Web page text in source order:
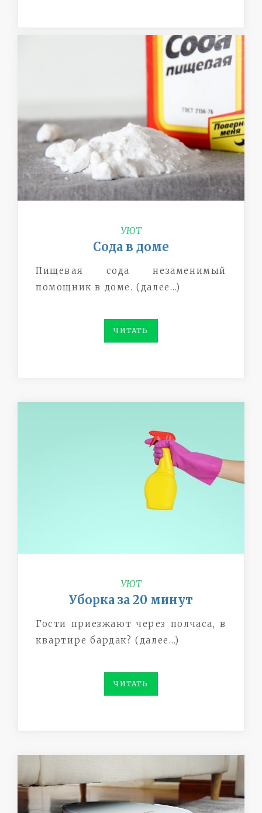
УЮТ
Сода в доме
Пищевая сода незаменимый
помощник в доме. (далее…)
ЧИТАТЬ
УЮТ
Уборка за 20 минут
Гости приезжают через полчаса, в
квартире бардак? (далее…)
ЧИТАТЬ